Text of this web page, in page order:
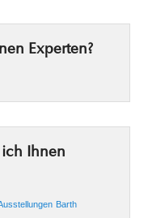
Experten?
Ihnen
Barth